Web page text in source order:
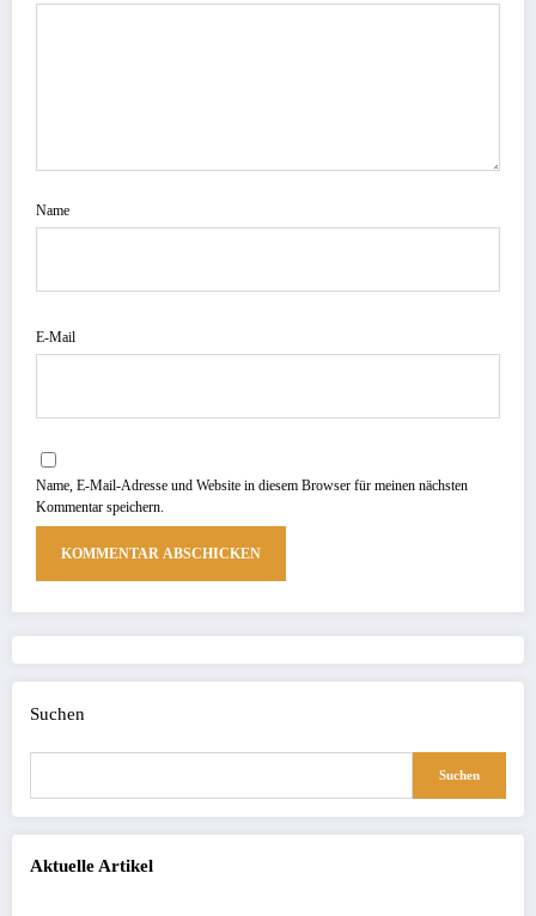
Name
E-Mail
Name, E-Mail-Adresse und Website in diesem Browser für meinen nächsten
Kommentar speichern.
Suchen
Suchen
Aktuelle Artikel